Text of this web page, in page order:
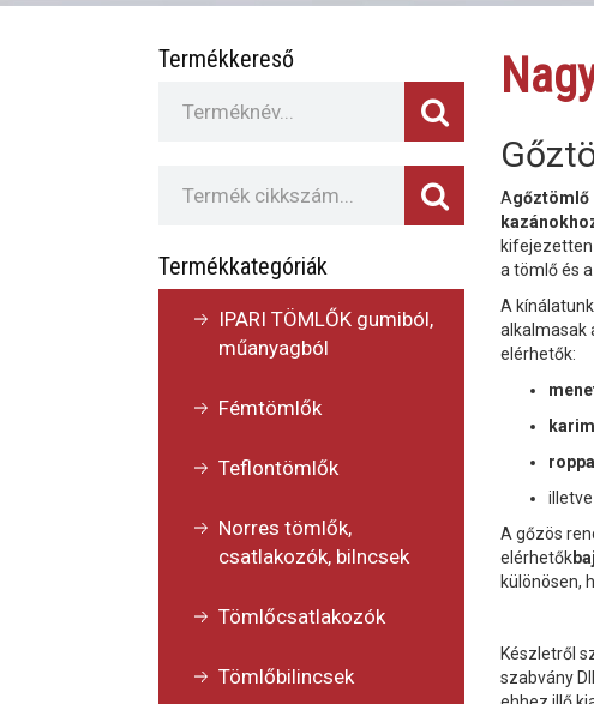
Termékkereső
Termékkategóriák
IPARI TÖMLŐK gumiból,
műanyagból
Fémtömlők
Teflontömlők
Norres tömlők,
csatlakozók, bilncsek
Tömlőcsatlakozók
Tömlőbilincsek
A
a tömlő és
A
alkalmasak
elérhetők:
illetve
A gőzös
elérhetők
különösen,
Készletről
szabvány